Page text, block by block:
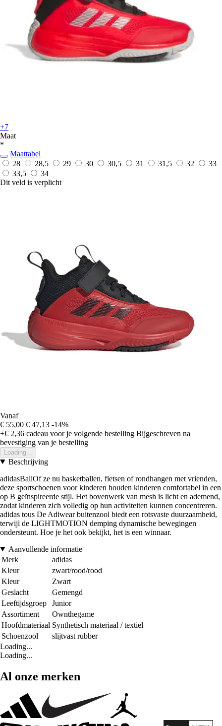
+7
Maat
*
Maattabel
28
28,5 29 30 30,5 31 31,5 32
33
33,5
34
Dit veld is verplicht
Vanaf
€ 55,00 € 47,13 -14%
+€ 2,36 cadeau voor je volgende bestelling Bijgeschreven na
bevestiging van je bestelling
Loading...
Beschrijving
adidasBallOf ze nu basketballen, fietsen of rondhangen met vrienden,
deze sportschoenen voor kinderen houden kinderen comfortabel in een
op B geïnspireerde stijl. Het bovenwerk van mesh is licht en ademend,
zodat kinderen zich volledig op hun activiteiten kunnen concentreren.
adidas tous De Adiwear buitenzool biedt een rotsvaste duurzaamheid,
terwijl de LIGHTMOTION demping dynamische bewegingen
ondersteunt. Hoe je het ook bekijkt, het is een winnaar.
Aanvullende informatie
Merk
adidas
Kleur
zwart/rood/rood
Kleur
Zwart
Geslacht
Gemengd
Leeftijdsgroep
Junior
Assortiment
Ownthegame
Hoofdmateriaal Synthetisch materiaal / textiel
Schoenzool
slijtvast rubber
Loading...
Loading...
Al onze merken